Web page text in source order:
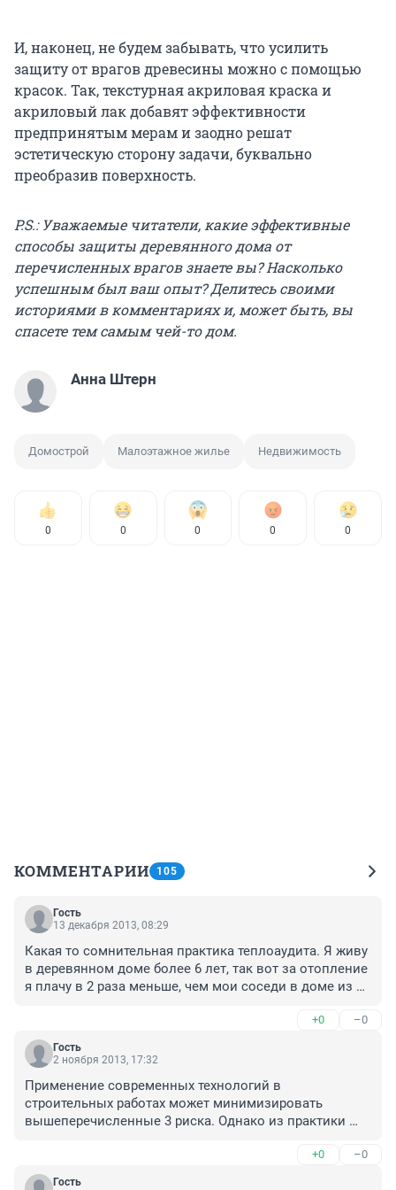
И, наконец, не будем забывать, что усилить
защиту от врагов древесины можно с помощью
красок. Так, текстурная акриловая краска и
акриловый лак добавят эффективности
предпринятым мерам и заодно решат
эстетическую сторону задачи, буквально
преобразив поверхность.
P.S.: Уважаемые читатели, какие эффективные
способы защиты деревянного дома от
перечисленных врагов знаете вы? Насколько
успешным был ваш опыт? Делитесь своими
историями в комментариях и, может быть, вы
спасете тем самым чей-то дом.
Анна Штерн
Домострой Малоэтажное жилье Недвижимость
0 0 0 0 0
КОММЕНТАРИИ 105
Гость
13 декабря 2013, 08:29
Какая то сомнительная практика теплоаудита. Я живу
в деревянном доме более 6 лет, так вот за отопление
я плачу в 2 раза меньше, чем мои соседи в доме из
одинаковые-около 200 кв. м., оба дома сделанные со
всеми соблюдениями стандартов. Внешнего
утепления у моего дома нет. Температура в доме
технологии не внедряли кирпич и дерево-рулят, "шуба
и пуховик-разные вещи"
+0 –0
Гость
2 ноября 2013, 17:32
Применение современных технологий в
строительных работах может минимизировать
вышеперечисленные 3 риска. Однако из практики
нетеплоэфективны (хотя все уверены что у них дома
тепло). Есть конечно каркасные технологии, но там
+0 –0
Гость